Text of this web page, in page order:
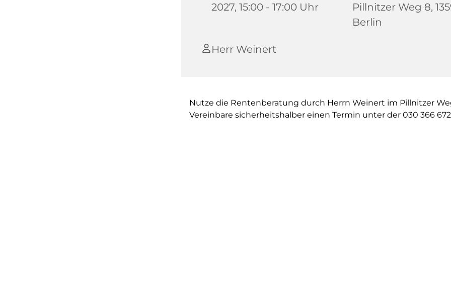
2027, 15:00 - 17:00 Uhr
Pillnitzer Weg 8,
Berlin
Herr Weinert
Nutze die Rentenberatung durch Herrn Weinert im Pillnitzer
Vereinbare sicherheitshalber einen Termin unter der 030 366